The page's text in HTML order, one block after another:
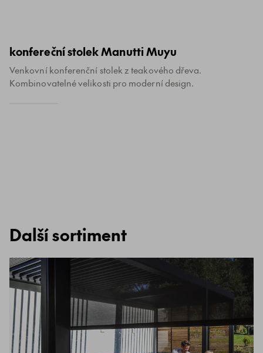
konfereční stolek Manutti Muyu
Venkovní konferenční stolek z teakového dřeva.
Kombinovatelné velikosti pro moderní design.
Další sortiment